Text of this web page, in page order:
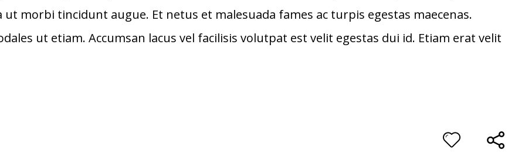
morbi tincidunt augue. Et netus et malesuada fames ac turpis egestas maecenas.
ut etiam. Accumsan lacus vel facilisis volutpat est velit egestas dui id. Etiam erat velit